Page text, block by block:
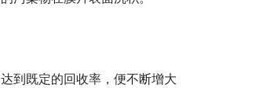
到既定的回收率，便不断增大